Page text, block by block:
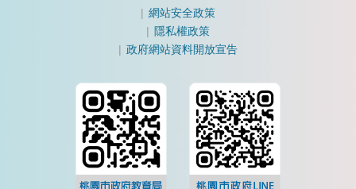
|網站安全政策
| 隱私權政策
|政府網站資料開放宣告